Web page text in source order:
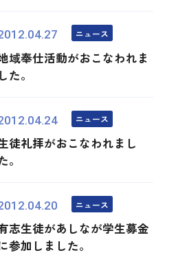
ニュース
域奉仕活動がおこなわれま
した。
ニュース
徒礼拝がおこなわれまし
。
ニュース
志生徒があしなが学生募金
参加しました。